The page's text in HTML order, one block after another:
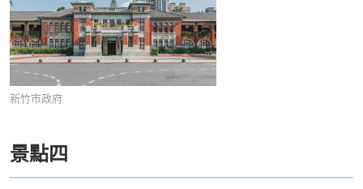
新竹市政府
景點四